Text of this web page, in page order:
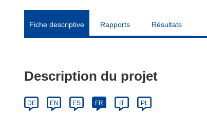
Fiche descriptive Rapports Résultats
Description du projet
DE EN ES FR IT PL